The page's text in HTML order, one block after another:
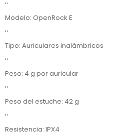
''
Modelo: OpenRock E
''
Tipo: Auriculares inalámbricos
''
Peso: 4 g por auricular
''
Peso del estuche: 42 g
''
Resistencia: IPX4